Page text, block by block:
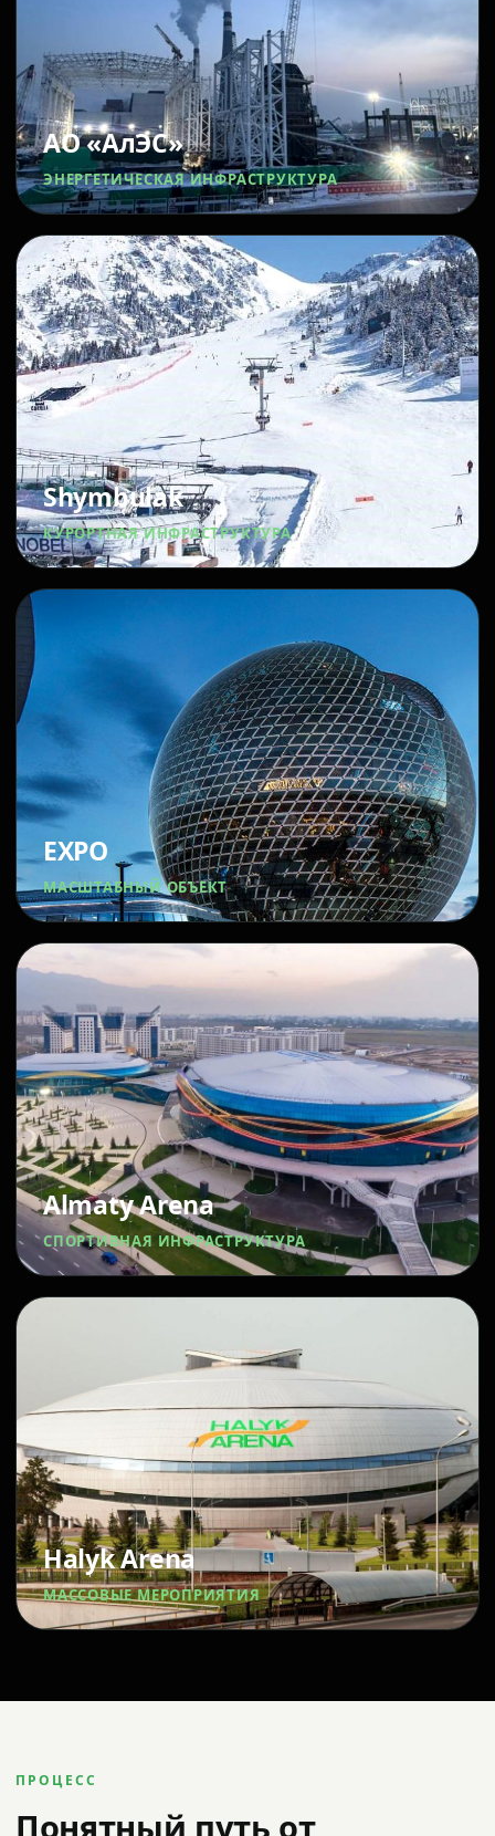
АО «АлЭС»
ЭНЕРГЕТИЧЕСКАЯ ИНФРАСТРУКТУРА
Shymbulak
КУРОРТНАЯ ИНФРАСТРУКТУРА
EXPO
МАСШТАБНЫЙ ОБЪЕКТ
Almaty Arena
СПОРТИВНАЯ ИНФРАСТРУКТУРА
Halyk Arena
МАССОВЫЕ МЕРОПРИЯТИЯ
ПРОЦЕСС
Понятный путь от